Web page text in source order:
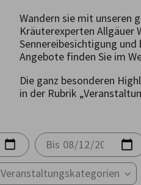
Wandern sie mit unseren
Kräuterexperten Allgäuer
Sennereibesichtigung
Angebote finden Sie im
Die ganz besonderen
in der Rubrik
Bis
Veranstaltungskategorien